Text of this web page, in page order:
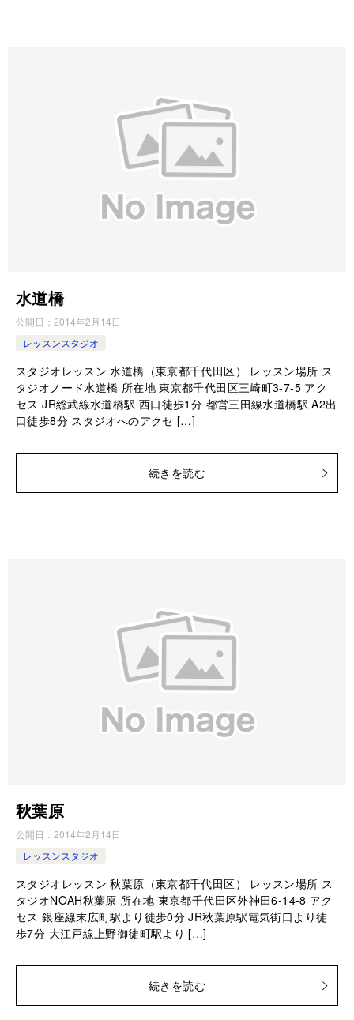
水道橋
公開日： 2014年2月14日
レッスンスタジオ
スタジオレッスン 水道橋（東京都千代田区） レッスン場所 ス
タジオノード水道橋 所在地 東京都千代田区三崎町3-7-5 アク
セス JR総武線水道橋駅 西口徒歩1分 都営三田線水道橋駅 A2出
口徒歩8分 スタジオへのアクセ […]
続きを読む
秋葉原
公開日： 2014年2月14日
レッスンスタジオ
スタジオレッスン 秋葉原（東京都千代田区） レッスン場所 ス
タジオNOAH秋葉原 所在地 東京都千代田区外神田6-14-8 アク
セス 銀座線末広町駅より徒歩0分 JR秋葉原駅電気街口より徒
歩7分 大江戸線上野御徒町駅より […]
続きを読む